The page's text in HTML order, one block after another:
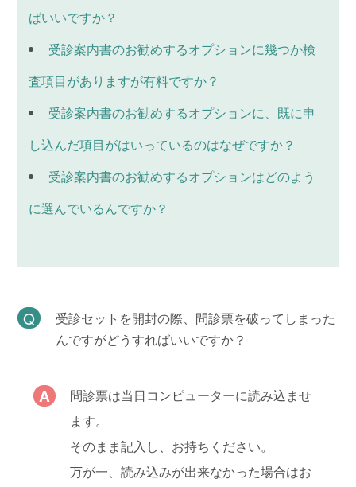
ばいいですか？
受診案内書のお勧めするオプションに幾つか検
査項目がありますが有料ですか？
受診案内書のお勧めするオプションに、既に申
し込んだ項目がはいっているのはなぜですか？
受診案内書のお勧めするオプションはどのよう
に選んでいるんですか？
受診セットを開封の際、問診票を破ってしまった
んですがどうすればいいですか？
問診票は当日コンピューターに読み込ませ
ます。
そのまま記入し、お持ちください。
万が一、読み込みが出来なかった場合はお